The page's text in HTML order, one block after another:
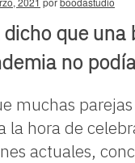
dicho que una
no
muchas
la hora de
actuales,